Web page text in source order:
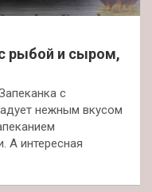
рыбой и сыром,
с
нежным вкусом
А интересная